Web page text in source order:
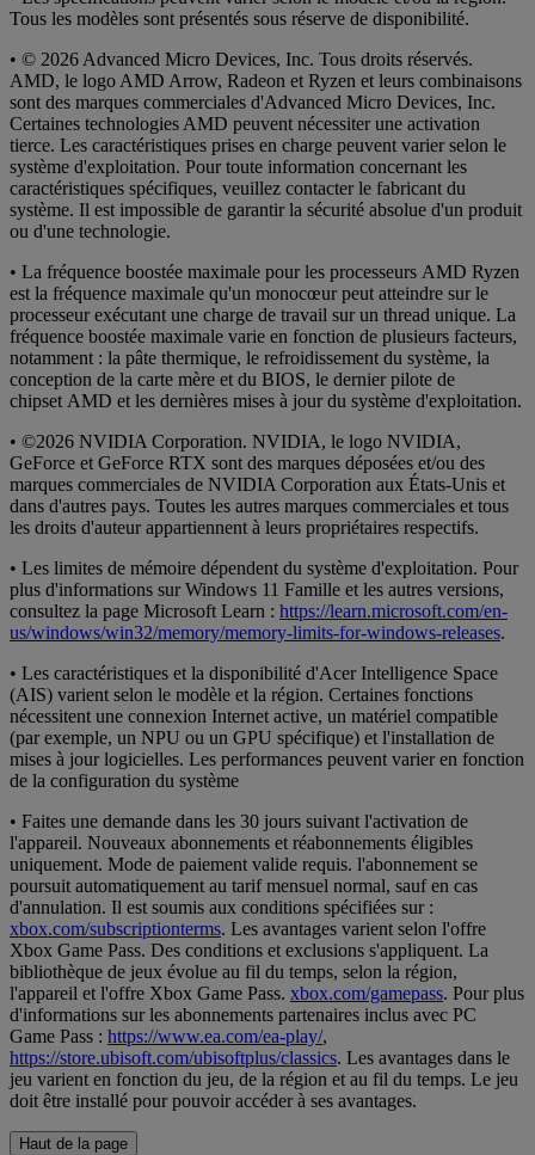
Tous les modèles sont présentés sous réserve de disponibilité.
• © 2026 Advanced Micro Devices, Inc. Tous droits réservés.
AMD, le logo AMD Arrow, Radeon et Ryzen et leurs combinaisons
sont des marques commerciales d'Advanced Micro Devices, Inc.
Certaines technologies AMD peuvent nécessiter une activation
tierce. Les caractéristiques prises en charge peuvent varier selon le
système d'exploitation. Pour toute information concernant les
caractéristiques spécifiques, veuillez contacter le fabricant du
système. Il est impossible de garantir la sécurité absolue d'un produit
ou d'une technologie.
• La fréquence boostée maximale pour les processeurs AMD Ryzen
est la fréquence maximale qu'un monocœur peut atteindre sur le
processeur exécutant une charge de travail sur un thread unique. La
fréquence boostée maximale varie en fonction de plusieurs facteurs,
notamment : la pâte thermique, le refroidissement du système, la
conception de la carte mère et du BIOS, le dernier pilote de
chipset AMD et les dernières mises à jour du système d'exploitation.
• ©2026 NVIDIA Corporation. NVIDIA, le logo NVIDIA,
GeForce et GeForce RTX sont des marques déposées et/ou des
marques commerciales de NVIDIA Corporation aux États-Unis et
dans d'autres pays. Toutes les autres marques commerciales et tous
les droits d'auteur appartiennent à leurs propriétaires respectifs.
• Les limites de mémoire dépendent du système d'exploitation. Pour
plus d'informations sur Windows 11 Famille et les autres versions,
consultez la page Microsoft Learn : https://learn.microsoft.com/en-
us/windows/win32/memory/memory-limits-for-windows-releases.
• Les caractéristiques et la disponibilité d'Acer Intelligence Space
(AIS) varient selon le modèle et la région. Certaines fonctions
nécessitent une connexion Internet active, un matériel compatible
(par exemple, un NPU ou un GPU spécifique) et l'installation de
mises à jour logicielles. Les performances peuvent varier en fonction
de la configuration du système
• Faites une demande dans les 30 jours suivant l'activation de
l'appareil. Nouveaux abonnements et réabonnements éligibles
uniquement. Mode de paiement valide requis. l'abonnement se
poursuit automatiquement au tarif mensuel normal, sauf en cas
d'annulation. Il est soumis aux conditions spécifiées sur :
xbox.com/subscriptionterms. Les avantages varient selon l'offre
Xbox Game Pass. Des conditions et exclusions s'appliquent. La
bibliothèque de jeux évolue au fil du temps, selon la région,
l'appareil et l'offre Xbox Game Pass. xbox.com/gamepass. Pour plus
d'informations sur les abonnements partenaires inclus avec PC
Game Pass : https://www.ea.com/ea-play/,
https://store.ubisoft.com/ubisoftplus/classics. Les avantages dans le
jeu varient en fonction du jeu, de la région et au fil du temps. Le jeu
doit être installé pour pouvoir accéder à ses avantages.
Haut de la page